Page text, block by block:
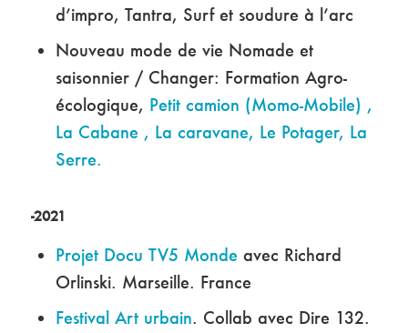
d’impro, Tantra, Surf et soudure à l’arc
Nouveau mode de vie Nomade et
saisonnier / Changer: Formation Agro-
écologique, Petit camion (Momo-Mobile) ,
La Cabane , La caravane, Le Potager, La
Serre.
-2021
Projet Docu TV5 Monde avec Richard
Orlinski. Marseille. France
Festival Art urbain. Collab avec Dire 132.